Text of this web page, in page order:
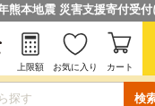
熊本地震 災害支援寄付受付
検
上限額 お気に入り カート